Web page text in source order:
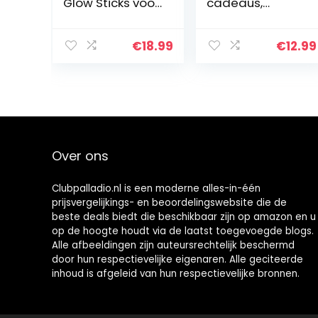
205 Stks-Glow In
€18.99
feestdecoratie,
€12.99
Over ons
Clubpalladio.nl is een moderne alles-in-één
prijsvergelijkings- en beoordelingswebsite die de
beste deals biedt die beschikbaar zijn op amazon en u
op de hoogte houdt via de laatst toegevoegde blogs.
Alle afbeeldingen zijn auteursrechtelijk beschermd
door hun respectievelijke eigenaren. Alle geciteerde
inhoud is afgeleid van hun respectievelijke bronnen.